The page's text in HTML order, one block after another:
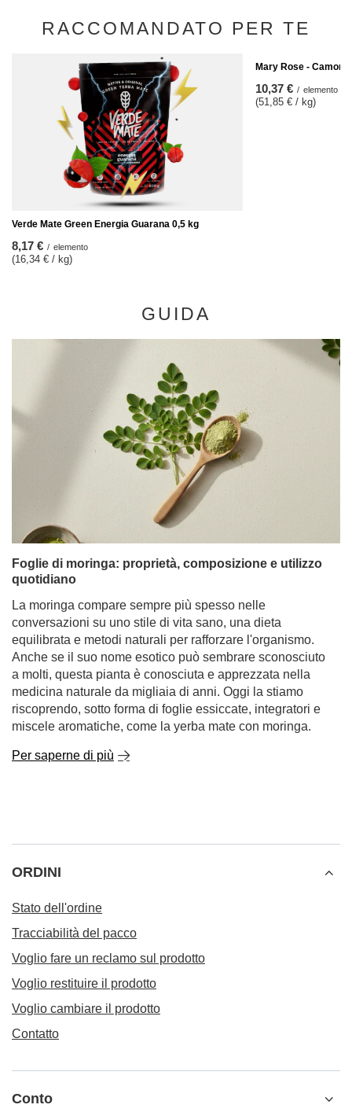
RACCOMANDATO PER TE
Verde Mate Green Energia Guarana 0,5 kg
8,17 € / elemento
(16,34 € / kg)
Mary Rose -
10,37 € / elemento
(51,85 € / kg)
GUIDA
Foglie di moringa: proprietà, composizione e utilizzo
quotidiano
La moringa compare sempre più spesso nelle
conversazioni su uno stile di vita sano, una dieta
equilibrata e metodi naturali per rafforzare l'organismo.
Anche se il suo nome esotico può sembrare sconosciuto
a molti, questa pianta è conosciuta e apprezzata nella
medicina naturale da migliaia di anni. Oggi la stiamo
riscoprendo, sotto forma di foglie essiccate, integratori e
miscele aromatiche, come la yerba mate con moringa.
Per saperne di più
ORDINI
Stato dell'ordine
Tracciabilità del pacco
Voglio fare un reclamo sul prodotto
Voglio restituire il prodotto
Voglio cambiare il prodotto
Contatto
Conto